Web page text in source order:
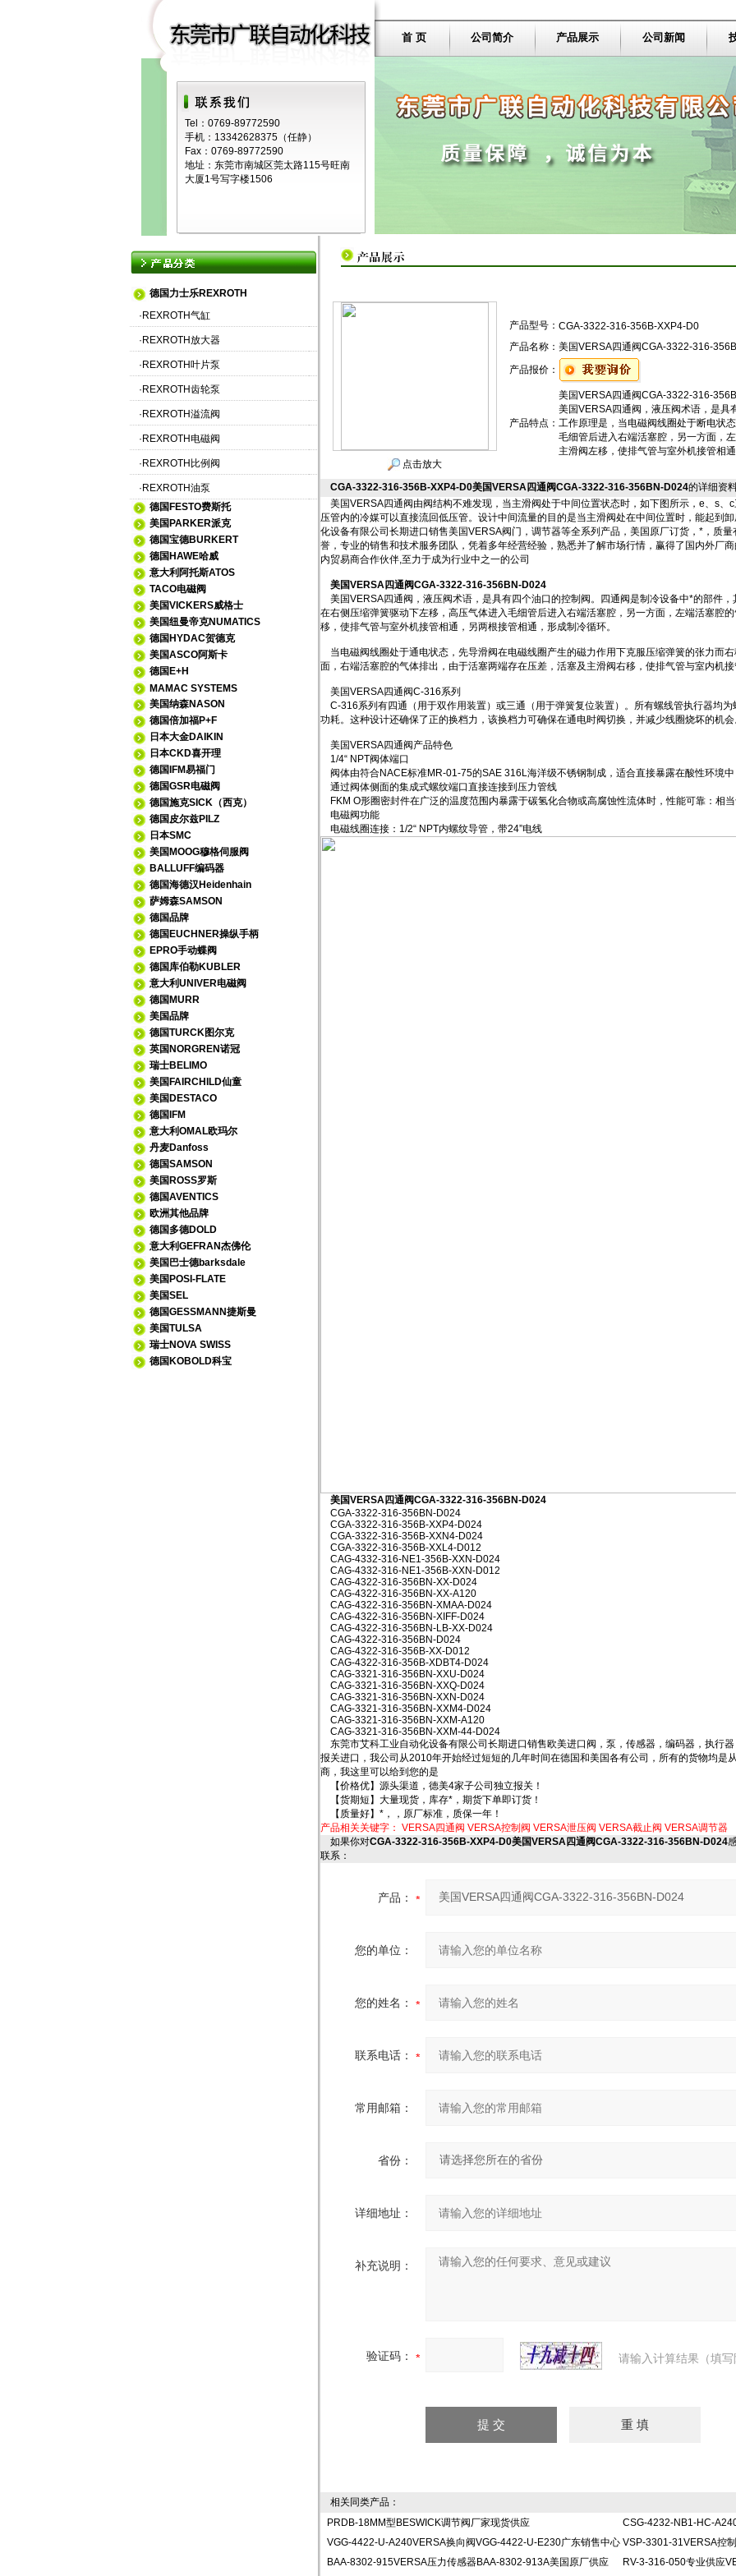
Tel：0769-89772590
手机：13342628375（任静）
Fax：0769-89772590
地址：东莞市南城区莞太路115号旺南
大厦1号写字楼1506
首 页 公司简介 产品展示 公司新闻
德国力士乐REXROTH
· REXROTH气缸
· REXROTH放大器
· REXROTH叶片泵
· REXROTH齿轮泵
· REXROTH溢流阀
· REXROTH电磁阀
· REXROTH比例阀
· REXROTH油泵
德国FESTO费斯托
美国PARKER派克
德国宝德BURKERT
德国HAWE哈威
意大利阿托斯ATOS
TACO电磁阀
美国VICKERS威格士
美国纽曼帝克NUMATICS
德国HYDAC贺德克
美国ASCO阿斯卡
德国E+H
MAMAC SYSTEMS
美国纳森NASON
德国倍加福P+F
日本大金DAIKIN
日本CKD喜开理
德国IFM易福门
德国GSR电磁阀
德国施克SICK（西克）
德国皮尔兹PILZ
日本SMC
美国MOOG穆格伺服阀
BALLUFF编码器
德国海德汉Heidenhain
萨姆森SAMSON
德国品牌
德国EUCHNER操纵手柄
EPRO手动蝶阀
德国库伯勒KUBLER
意大利UNIVER电磁阀
德国MURR
美国品牌
德国TURCK图尔克
英国NORGREN诺冠
瑞士BELIMO
美国FAIRCHILD仙童
美国DESTACO
德国IFM
意大利OMAL欧玛尔
丹麦Danfoss
德国SAMSON
美国ROSS罗斯
德国AVENTICS
欧洲其他品牌
德国多德DOLD
意大利GEFRAN杰佛伦
美国巴士德barksdale
美国POSI-FLATE
美国SEL
德国GESSMANN捷斯曼
美国TULSA
瑞士NOVA SWISS
德国KOBOLD科宝
点击放大
产品型号： CGA-3322-316-356B-XXP4-D0
产品名称： 美国VERSA四通阀CGA-3322-316-
产品报价：
产品特点：
美国VERSA四通阀CGA-3322-316-
美国VERSA四通阀，液压阀术语，是具
工作原理是，当电磁阀线圈处于断电状
毛细管后进入右端活塞腔，另一方面，
主滑阀左移，使排气管与室外机接管相
CGA-3322-316-356B-XXP4-D0美国VERSA四通阀CGA-3322-316-356BN-D024的详细资料
美国VERSA四通阀由阀结构不难发现，当主滑阀处于中间位置状态时，如下图所示，e、s、
压管内的冷媒可以直接流回低压管。设计中间流量的目的是当主滑阀处在中间位置时，能起到
化设备有限公司长期进口销售美国VERSA阀门，调节器等全系列产品，美国原厂订货，*，质
誉，专业的销售和技术服务团队，凭着多年经营经验，熟悉并了解市场行情，赢得了国内外厂
内贸易商合作伙伴,至力于成为行业中之一的公司
美国VERSA四通阀CGA-3322-316-356BN-D024
美国VERSA四通阀，液压阀术语，是具有四个油口的控制阀。四通阀是制冷设备中*的部件
在右侧压缩弹簧驱动下左移，高压气体进入毛细管后进入右端活塞腔，另一方面，左端活塞腔
移，使排气管与室外机接管相通，另两根接管相通，形成制冷循环。
当电磁阀线圈处于通电状态，先导滑阀在电磁线圈产生的磁力作用下克服压缩弹簧的张力而
面，右端活塞腔的气体排出，由于活塞两端存在压差，活塞及主滑阀右移，使排气管与室内机
美国VERSA四通阀C-316系列
C-316系列有四通（用于双作用装置）或三通（用于弹簧复位装置）。所有螺线管执行器均
功耗。这种设计还确保了正的换档力，该换档力可确保在通电时阀切换，并减少线圈烧坏的机会
美国VERSA四通阀产品特色
1/4“ NPT阀体端口
阀体由符合NACE标准MR-01-75的SAE 316L海洋级不锈钢制成，适合直接暴露在酸性环境中
通过阀体侧面的集成式螺纹端口直接连接到压力管线
FKM O形圈密封件在广泛的温度范围内暴露于碳氢化合物或高腐蚀性流体时，性能可靠：相
电磁阀功能
电磁线圈连接：1/2“ NPT内螺纹导管，带24”电线
美国VERSA四通阀CGA-3322-316-356BN-D024
CGA-3322-316-356BN-D024
CGA-3322-316-356B-XXP4-D024
CGA-3322-316-356B-XXN4-D024
CGA-3322-316-356B-XXL4-D012
CAG-4332-316-NE1-356B-XXN-D024
CAG-4332-316-NE1-356B-XXN-D012
CAG-4322-316-356BN-XX-D024
CAG-4322-316-356BN-XX-A120
CAG-4322-316-356BN-XMAA-D024
CAG-4322-316-356BN-XIFF-D024
CAG-4322-316-356BN-LB-XX-D024
CAG-4322-316-356BN-D024
CAG-4322-316-356B-XX-D012
CAG-4322-316-356B-XDBT4-D024
CAG-3321-316-356BN-XXU-D024
CAG-3321-316-356BN-XXQ-D024
CAG-3321-316-356BN-XXN-D024
CAG-3321-316-356BN-XXM4-D024
CAG-3321-316-356BN-XXM-A120
CAG-3321-316-356BN-XXM-44-D024
东莞市艾科工业自动化设备有限公司长期进口销售欧美进口阀，泵，传感器，编码器，执行
报关进口，我公司从2010年开始经过短短的几年时间在德国和美国各有公司，所有的货物均是
商，我这里可以给到您的是
【价格优】源头渠道，德美4家子公司独立报关！
【货期短】大量现货，库存*，期货下单即订货！
【质量好】*，，原厂标准，质保一年！
产品相关关键字： VERSA四通阀 VERSA控制阀 VERSA泄压阀 VERSA截止阀 VERSA调节器
如果你对CGA-3322-316-356B-XXP4-D0美国VERSA四通阀CGA-3322-316-356BN-D024
联系：
产品：
您的单位：
您的姓名：
联系电话：
常用邮箱：
省份：
详细地址：
补充说明：
验证码： 请输入计算结果（填
相关同类产品：
PRDB-18MM型BESWICK调节阀厂家现货供应
CSG-4232-NB1-HC-
VGG-4422-U-A240VERSA换向阀VGG-4422-U-E230广东销售中心 VSP-3301-31VERSA控
BAA-8302-915VERSA压力传感器BAA-8302-913A美国原厂供应
RV-3-316-050专业供应